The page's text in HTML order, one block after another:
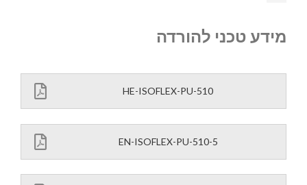
מידע טכני להורדה
HE-ISOFLEX-PU-510
EN-ISOFLEX-PU-510-5